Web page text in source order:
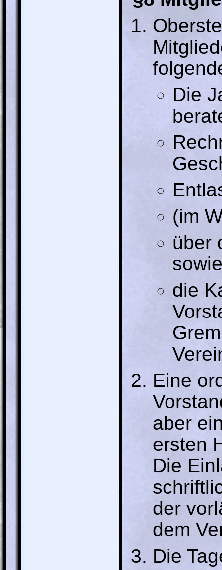
Die
(im
über
die
Eine
aber
ersten
Die
der
dem
Die